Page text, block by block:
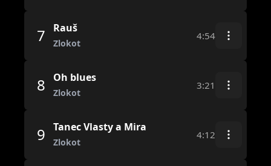
7 Rauš
Zlokot
4:54
8 Oh blues
Zlokot
3:21
9 Tanec Vlasty a Mira
Zlokot
4:12